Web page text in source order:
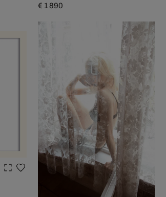
€ 1 890